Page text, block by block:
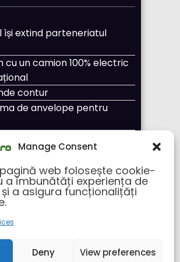
Manage Consent
web folosește cookie-
a îmbunătăți experiența de
a asigura funcționalițăți
Deny View preferences
își extind parteneriatul
cu un camion 100% electric
contur
de anvelope pentru
numit director general